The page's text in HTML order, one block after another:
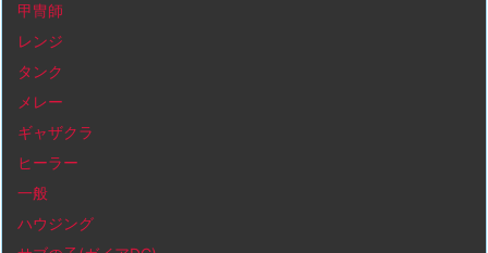
甲冑師
レンジ
タンク
メレー
ギャザクラ
ヒーラー
一般
ハウジング